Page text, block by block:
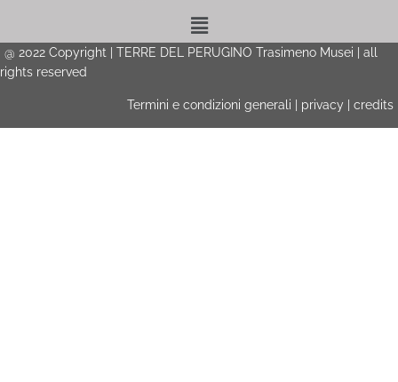
Menu
@ 2022 Copyright | TERRE DEL PERUGINO Trasimeno Musei | all
rights reserved
Termini e condizioni generali privacy credits